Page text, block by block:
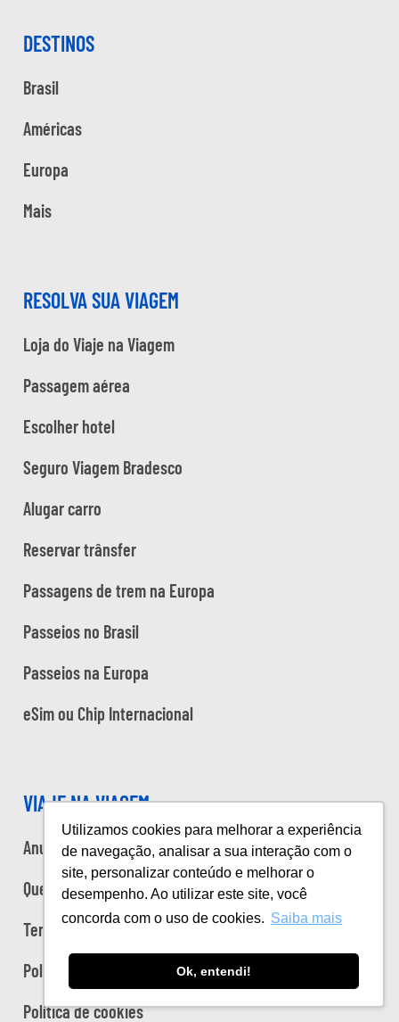
Utilizamos cookies para melhorar a experiência
de navegação, analisar a sua interação com o
site, personalizar conteúdo e melhorar o
desempenho. Ao utilizar este site, você
concorda com o uso de cookies. Saiba mais
Ok, entendi!
DESTINOS
Brasil
Américas
Europa
Mais
RESOLVA SUA VIAGEM
Loja do Viaje na Viagem
Passagem aérea
Escolher hotel
Seguro Viagem Bradesco
Alugar carro
Reservar trânsfer
Passagens de trem na Europa
Passeios no Brasil
Passeios na Europa
eSim ou Chip Internacional
VIAJE NA VIAGEM
Anuncie
Quem somos
Termos de uso
Política de privacidade
Política de cookies